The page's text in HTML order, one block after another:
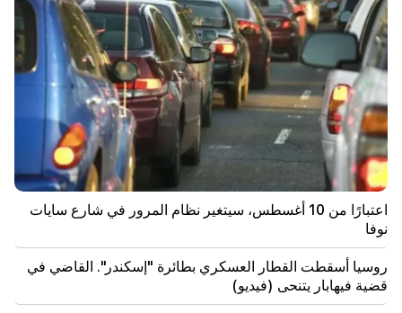
09:55
"النشر". كم من المال تتقاضاه الوزيرات وأزواجهن؟
09:38
بدأ باشينيان عملية مطاردة للمتعاطفين مع تساروكيان.
"النشر"
09:13
أغفان فاردانيان معزول عن الفصيل. "الناس"
"النشر". وحذروا بشدة من إخبار أي شخص بمبلغ المكافأة،
وهددوا بالإفراج عنهم
08:59
"النشر". وتم تحويل 5 ملايين درام لحساب النواب المغادرين
اعتبارًا من 10 أغسطس، سيتغير نظام المرور في شارع سايات
نوفا
روسيا أسقطت القطار العسكري بطائرة "إسكندر". القاضي في
قضية فيهابار يتنحى (فيديو)